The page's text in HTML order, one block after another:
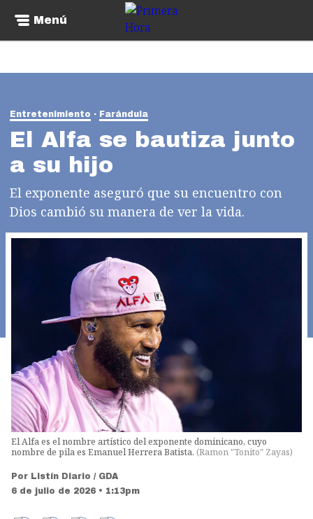
Menú
Entretenimiento Farándula
El Alfa se bautiza junto
a su hijo
El exponente aseguró que su encuentro con
Dios cambió su manera de ver la vida.
El Alfa es el nombre artístico del exponente dominicano, cuyo
nombre de pila es Emanuel Herrera Batista. (Ramon "Tonito" Zayas)
Por Listín Diario / GDA
6 de julio de 2026 • 1:13pm